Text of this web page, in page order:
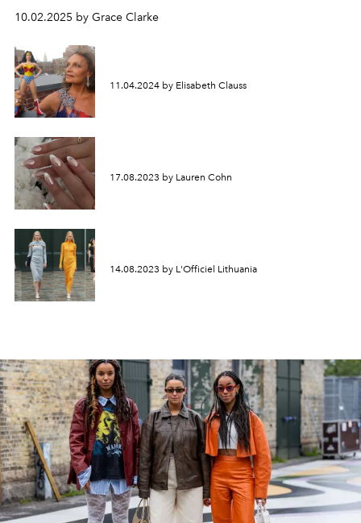
tenues monochromes et tonales, affirmant ainsi que
l’harmonie des couleurs est la grande tendance de la
saison.
10.02.2025 by Grace Clarke
11.04.2024 by Elisabeth Clauss
17.08.2023 by Lauren Cohn
14.08.2023 by L'Officiel Lithuania